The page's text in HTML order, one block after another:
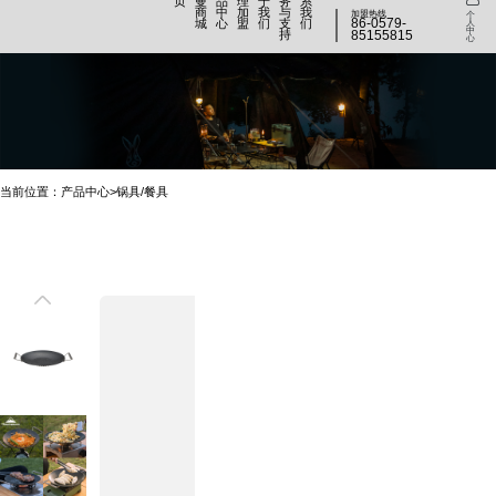
商
城
中
心
加
盟
我
们
与
支
持
我
们
加盟热线
86-0579-
85155815
个
人
中
心
当前位置：产品中心>锅具/餐具